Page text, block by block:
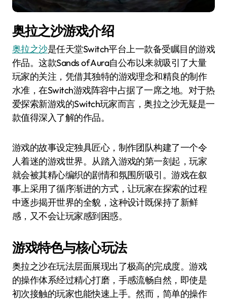
奥拉之沙游戏介绍
奥拉之沙是任天堂Switch平台上一款备受瞩目的游戏
作品。这款Sands of Aura自公布以来就吸引了大量
玩家的关注，凭借其独特的游戏理念和精良的制作
水准，在Switch游戏阵容中占据了一席之地。对于热
爱探索新游戏的Switch玩家而言，奥拉之沙无疑是一
款值得深入了解的作品。
游戏的故事设定独具匠心，制作团队构建了一个令
人着迷的游戏世界。从踏入游戏的第一刻起，玩家
就会被其精心编织的剧情和氛围所吸引。游戏在叙
事上采用了循序渐进的方式，让玩家在探索的过程
中逐步揭开世界的全貌，这种设计既保持了新鲜
感，又不会让玩家感到困惑。
游戏特色与核心玩法
奥拉之沙在玩法层面展现出了极高的完成度。游戏
的操作体系经过精心打磨，手感流畅自然，即使是
初次接触的玩家也能快速上手。然而，简单的操作